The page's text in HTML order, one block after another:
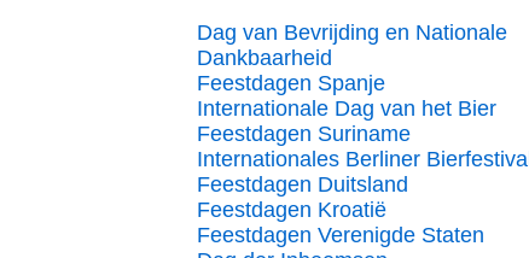
Dag van Bevrijding en Nationale
Dankbaarheid
Feestdagen Spanje
Internationale Dag van het Bier
Feestdagen Suriname
Internationales Berliner Bierfestival
Feestdagen Duitsland
Feestdagen Kroatië
Feestdagen Verenigde Staten